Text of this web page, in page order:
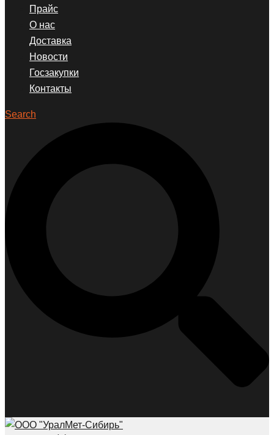
Прайс
О нас
Доставка
Новости
Госзакупки
Контакты
Search